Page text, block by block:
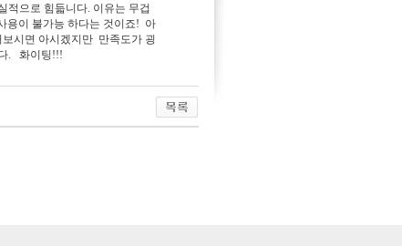
적으로 힘듧니다. 이유는 무겁
용이 불가능 하다는 것이죠! 아
시면 아시겠지만 만족도가 굉
. 화이팅!!!